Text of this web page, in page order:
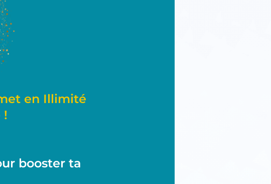
en Illimité
!
booster ta